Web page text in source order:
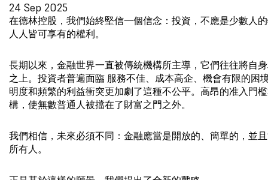
24 Sep 2025
在德林控股，我們始終堅信一個信念：投資，不應是少數人
人人皆可享有的權利。
長期以來，金融世界一直被傳統機構所主導，它們往往將自
之上。投資者普遍面臨 服務不佳、成本高企、機會有限的困
明度和頻繁的利益衝突更加劇了這種不公平。高昂的准入門
構，使無數普通人被擋在了財富之門之外。
我們相信，未來必須不同：金融應當是開放的、簡單的，並
所有人。